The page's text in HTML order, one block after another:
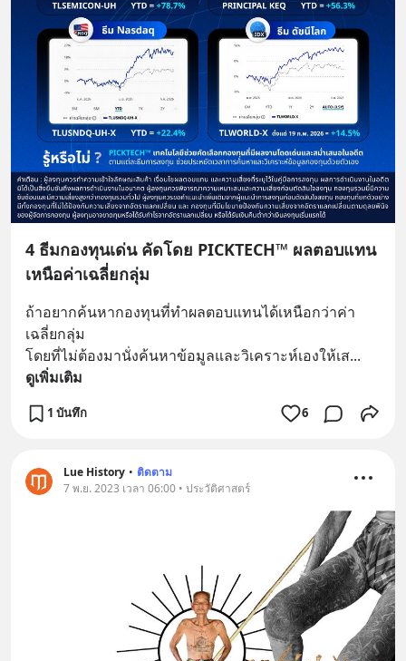
4 ธีมกองทุนเด่น คัดโดย PICKTECH™ ผลตอบแทน
เหนือค่าเฉลี่ยกลุ่ม
ถ้าอยากค้นหากองทุนที่ทำผลตอบแทนได้เหนือกว่าค่า
เฉลี่ยกลุ่ม
โดยที่ไม่ต้องมานั่งค้นหาข้อมูลและวิเคราะห์เองให้เส...
ดูเพิ่มเติม
1 บันทึก 6
Lue History • ติดตาม
7 พ.ย. 2023 เวลา 06:00 • ประวัติศาสตร์